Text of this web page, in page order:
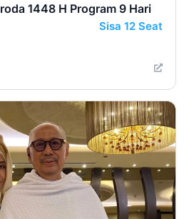
1448 H Program 9 Hari
Sisa 12 Seat